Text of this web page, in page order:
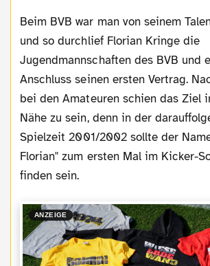
Beim BVB war man von seinem Talent überzeugt,
und so durchlief Florian Kringe die
Jugendmannschaften des BVB und
Anschluss seinen ersten Vertrag.
bei den Amateuren schien das Ziel
Nähe zu sein, denn in der
Spielzeit 2001/2002 sollte der
Florian" zum ersten Mal im Kicker-
finden sein.
ANZEIGE